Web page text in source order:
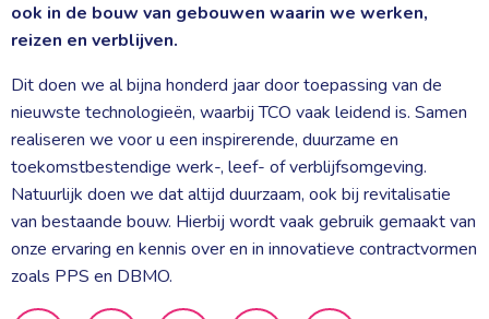
ook in de bouw van gebouwen waarin we werken,
reizen en verblijven.
Dit doen we al bijna honderd jaar door toepassing van de
nieuwste technologieën, waarbij TCO vaak leidend is. Samen
realiseren we voor u een inspirerende, duurzame en
toekomstbestendige werk-, leef- of verblijfsomgeving.
Natuurlijk doen we dat altijd duurzaam, ook bij revitalisatie
van bestaande bouw. Hierbij wordt vaak gebruik gemaakt van
onze ervaring en kennis over en in innovatieve contractvormen
zoals PPS en DBMO.